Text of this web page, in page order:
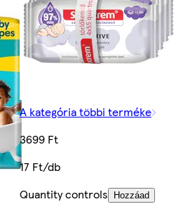
A kategória többi terméke
3699 Ft
17 Ft/db
Quantity controls
Hozzáad